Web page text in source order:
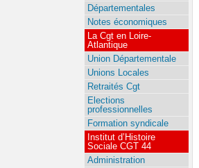
Départementales
Notes économiques
La Cgt en Loire-
Atlantique
Union Départementale
Unions Locales
Retraités Cgt
Elections
professionnelles
Formation syndicale
Institut d’Histoire
Sociale CGT 44
Administration